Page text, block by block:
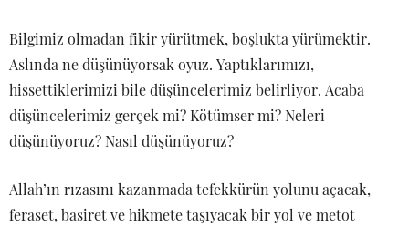
Bilgimiz olmadan fikir yürütmek, boşlukta yürümektir.
Aslında ne düşünüyorsak oyuz. Yaptıklarımızı,
hissettiklerimizi bile düşüncelerimiz belirliyor. Acaba
düşüncelerimiz gerçek mi? Kötümser mi? Neleri
düşünüyoruz? Nasıl düşünüyoruz?
Allah’ın rızasını kazanmada tefekkürün yolunu açacak,
feraset, basiret ve hikmete taşıyacak bir yol ve metot